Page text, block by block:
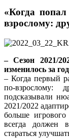
«Когда
взрослому:
– Сезон 2021/
изменилось за
– Когда первый
по-взрослому:
подсказывали
2021/2022
больше
всегда должен
стараться